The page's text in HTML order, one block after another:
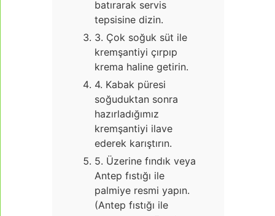
batırarak servis
tepsisine dizin.
3. Çok soğuk süt ile
kremşantiyi çırpıp
krema haline getirin.
4. Kabak püresi
soğuduktan sonra
hazırladığımız
kremşantiyi ilave
ederek karıştırın.
5. Üzerine fındık veya
Antep fıstığı ile
palmiye resmi yapın.
(Antep fıstığı ile